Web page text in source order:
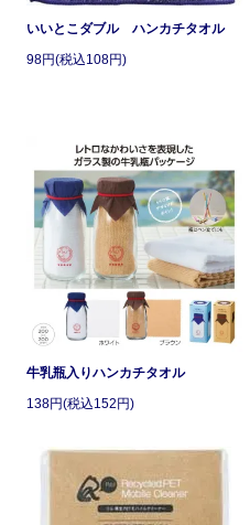
いいとこダブル ハンカチタオル
98円(税込108円)
牛乳瓶入りハンカチタオル
138円(税込152円)